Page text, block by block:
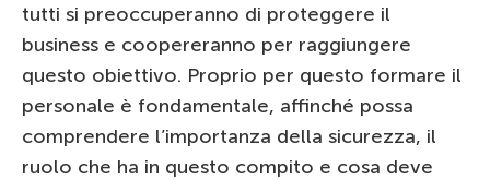
tutti si preoccuperanno di proteggere il
business e coopereranno per raggiungere
questo obiettivo. Proprio per questo formare il
personale è fondamentale, affinché possa
comprendere l’importanza della sicurezza, il
ruolo che ha in questo compito e cosa deve